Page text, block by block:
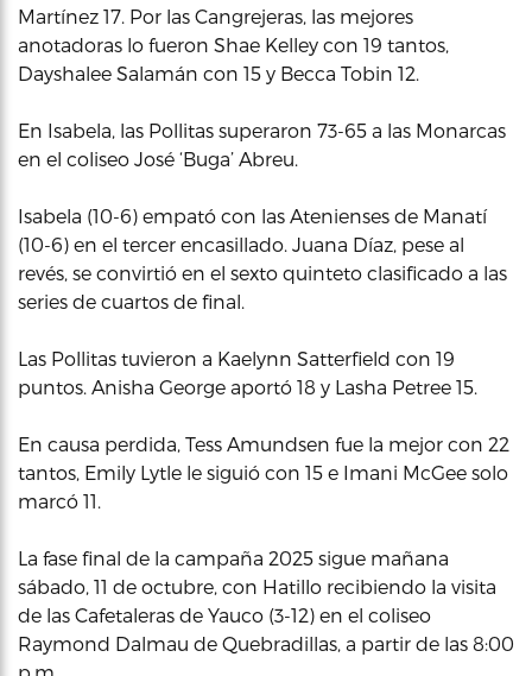
Martínez 17. Por las Cangrejeras, las mejores
anotadoras lo fueron Shae Kelley con 19 tantos,
Dayshalee Salamán con 15 y Becca Tobin 12.
En Isabela, las Pollitas superaron 73-65 a las Monarcas
en el coliseo José ‘Buga’ Abreu.
Isabela (10-6) empató con las Atenienses de Manatí
(10-6) en el tercer encasillado. Juana Díaz, pese al
revés, se convirtió en el sexto quinteto clasificado a las
series de cuartos de final.
Las Pollitas tuvieron a Kaelynn Satterfield con 19
puntos. Anisha George aportó 18 y Lasha Petree 15.
En causa perdida, Tess Amundsen fue la mejor con 22
tantos, Emily Lytle le siguió con 15 e Imani McGee solo
marcó 11.
La fase final de la campaña 2025 sigue mañana
sábado, 11 de octubre, con Hatillo recibiendo la visita
de las Cafetaleras de Yauco (3-12) en el coliseo
Raymond Dalmau de Quebradillas, a partir de las 8:00
p.m.